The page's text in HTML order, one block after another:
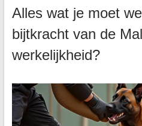
Alles wat je moet
bijtkracht van de
werkelijkheid?